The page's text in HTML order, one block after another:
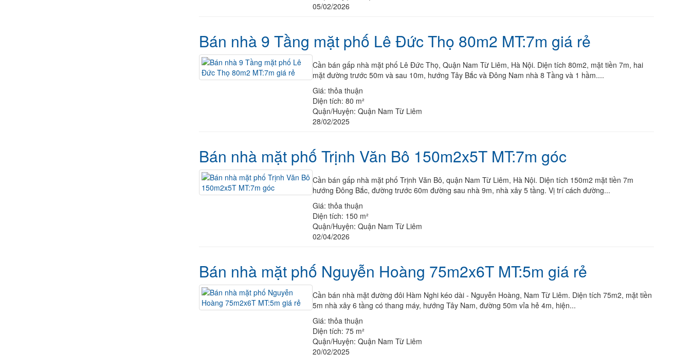
05/02/2026
Bán nhà 9 Tầng mặt phố Lê Đức Thọ 80m2 MT:7m giá rẻ
Cần bán gấp nhà mặt phố Lê Đức Thọ, Quận Nam Từ Liêm, Hà Nội. Diện tích 80m2, mặt tiền 7m, hai
mặt đường trước 50m và sau 10m, hướng Tây Bắc và Đông Nam nhà 8 Tầng và 1 hầm....
Giá:thỏa thuận
Diện tích:80 m²
Quận/Huyện:Quận Nam Từ Liêm
28/02/2025
Bán nhà mặt phố Trịnh Văn Bô 150m2x5T MT:7m góc
Cần bán gấp nhà mặt phố Trịnh Văn Bô, quận Nam Từ Liêm, Hà Nội. Diện tích 150m2 mặt tiền 7m
hướng Đông Bắc, đường trước 60m đường sau nhà 9m, nhà xây 5 tầng. Vị trí cách đường...
Giá:thỏa thuận
Diện tích: 150 m²
Quận/Huyện:Quận Nam Từ Liêm
02/04/2026
Bán nhà mặt phố Nguyễn Hoàng 75m2x6T MT:5m giá rẻ
Cần bán nhà mặt đường đôi Hàm Nghi kéo dài - Nguyễn Hoàng, Nam Từ Liêm. Diện tích 75m2, mặt tiền
5m nhà xây 6 tầng có thang máy, hướng Tây Nam, đường 50m vỉa hẻ 4m, hiện...
Giá:thỏa thuận
Diện tích:75 m²
Quận/Huyện:Quận Nam Từ Liêm
20/02/2025